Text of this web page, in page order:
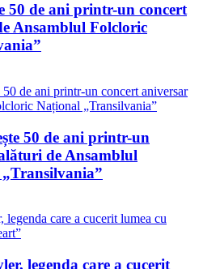
50 de ani printr-un concert
Ansamblul Folcloric
50 de ani printr-un
de Ansamblul
legenda care a cucerit